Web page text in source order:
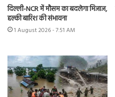
दिल्ली-NCR में मौसम का बदलेगा मिजाज,
हल्की बारिश की संभावना
1 August 2026 - 7:51 AM